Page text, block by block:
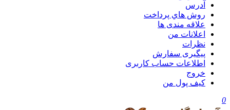
آدرس
روش هاي پرداخت
علاقه مندی ها
اعلانات من
نظرات
پیگیری سفارش
اطلاعات حساب كاربری
خروج
کیف پول من
0